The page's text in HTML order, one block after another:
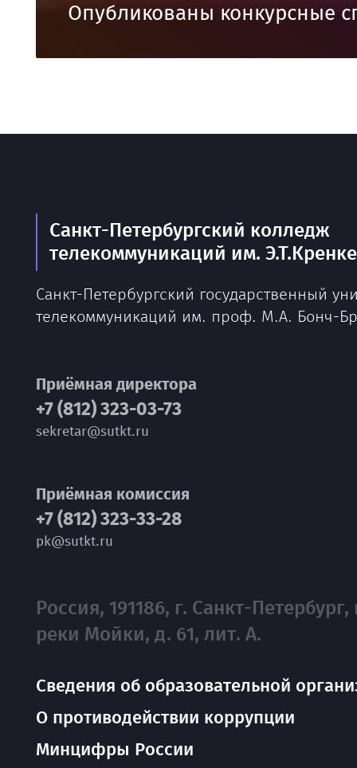
Опубликованы конкурсные
Санкт-Петербургский колледж
телекоммуникаций им.
Санкт-Петербургский государственный
телекоммуникаций им. проф. М.А. Бонч-
Приёмная директора
+7 (812) 323-03-73
sekretar@sutkt.ru
Приёмная комиссия
+7 (812) 323-33-28
pk@sutkt.ru
Россия, 191186, г. Санкт-Петербург,
реки Мойки, д. 61, лит. А.
Сведения об образовательной
О противодействии коррупции
Минцифры России